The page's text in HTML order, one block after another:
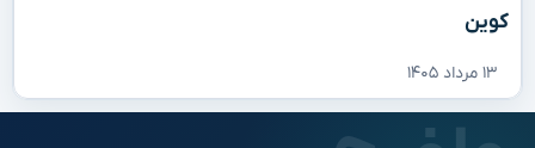
کوین
۱۳ مرداد ۱۴۰۵